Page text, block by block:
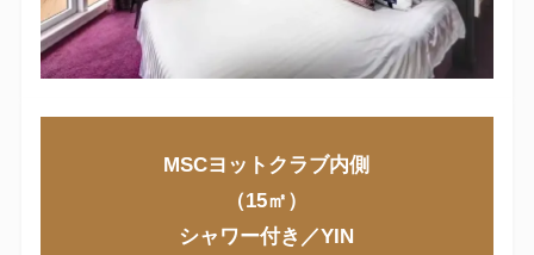
MSCヨットクラブ内側
（15㎡）
シャワー付き／YIN